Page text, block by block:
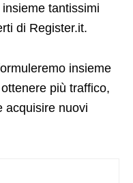
tantissimi
di Register.it.
insieme
più traffico,
acquisire nuovi